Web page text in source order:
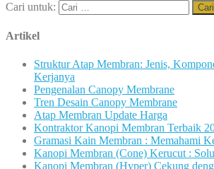
Cari untuk:
Artikel
Struktur Atap Membran: Jenis,
Kerjanya
Pengenalan Canopy Membrane
Tren Desain Canopy Membrane
Atap Membran Update Harga
Kontraktor Kanopi Membran Terbaik
Gramasi Kain Membran : Memahami
Kanopi Membran (Cone) Kerucut :
Kanopi Membran (Hyper) Cekung